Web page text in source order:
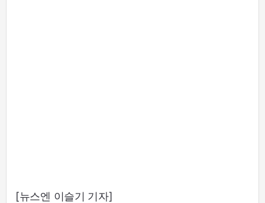
[뉴스엔 이슬기 기자]